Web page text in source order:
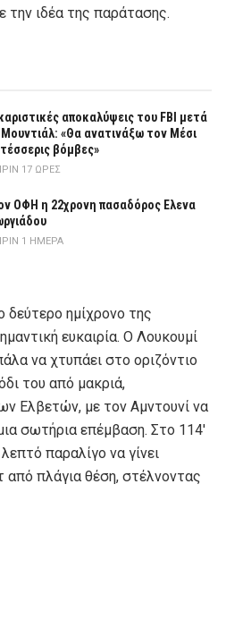
την ιδέα της παράτασης.
αποκαλύψεις του FBI μετά
«Θα ανατινάξω τον Μέσι
βόμβες»
17 ΏΡΕΣ
ΟΦΗ η 22χρονη πασαδόρος Ελενα
1 ΗΜΈΡΑ
δεύτερο ημίχρονο της
ευκαιρία. Ο Λουκουμί
να χτυπάει στο οριζόντιο
του από μακριά,
Ελβετών, με τον Αμντουνί να
σωτήρια επέμβαση. Στο 114′
παραλίγο να γίνει
από πλάγια θέση, στέλνοντας